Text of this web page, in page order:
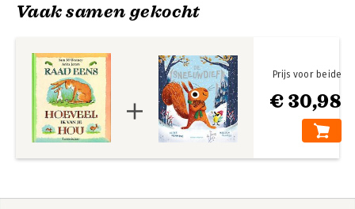
Vaak samen gekocht
€ 30,98
Prijs voor beide